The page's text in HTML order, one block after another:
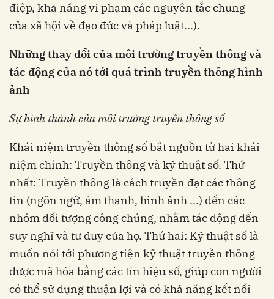
điệp, khả năng vi phạm các nguyên tắc chung
của xã hội về đạo đức và pháp luật...).
Những thay đổi của môi trường truyền thông và
tác động của nó tới quá trình truyền thông hình
ảnh
Sự hình thành của môi trường truyền thông số
Khái niệm truyền thông số bắt nguồn từ hai khái
niệm chính: Truyền thông và kỹ thuật số. Thứ
nhất: Truyền thông là cách truyền đạt các thông
tin (ngôn ngữ, âm thanh, hình ảnh ...) đến các
nhóm đối tượng công chúng, nhằm tác động đến
suy nghĩ và tư duy của họ. Thứ hai: Kỹ thuật số là
muốn nói tới phương tiện kỹ thuật truyền thông
được mã hóa bằng các tín hiệu số, giúp con người
có thể sử dụng thuận lợi và có khả năng kết nối